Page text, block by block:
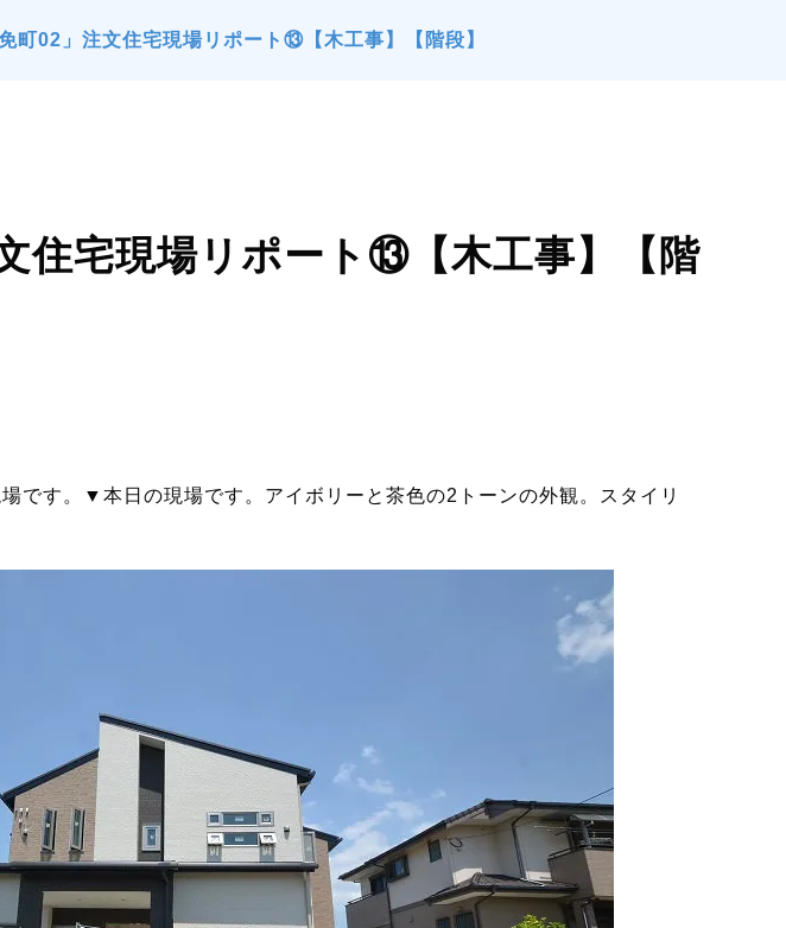
免町02」注文住宅現場リポート⑬【木工事】【階段】
住宅現場リポート⑬【木工事】【階
す。▼本日の現場です。アイボリーと茶色の2トーンの外観。スタイリ